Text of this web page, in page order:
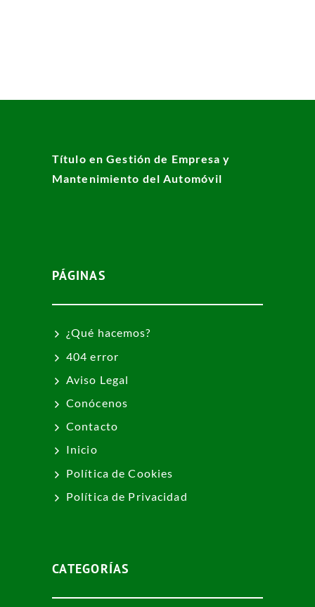
Título en Gestión de Empresa y
Mantenimiento del Automóvil
PÁGINAS
¿Qué hacemos?
404 error
Aviso Legal
Conócenos
Contacto
Inicio
Política de Cookies
Política de Privacidad
CATEGORÍAS